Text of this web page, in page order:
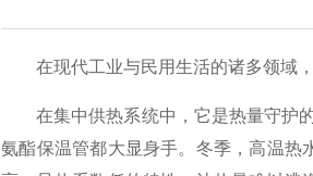
在现代工业与民用生活的诸多领域，
在集中供热系统中，它是热量守护的
氨酯保温管都大显身手。冬季，高温热